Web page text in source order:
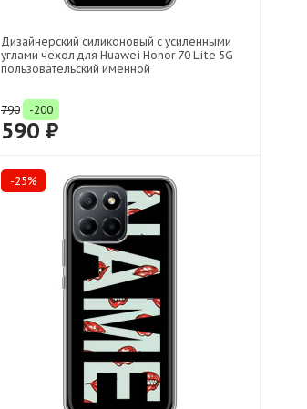
Дизайнерский силиконовый с усиленными
углами чехол для Huawei Honor 70 Lite 5G
пользовательский именной
790 -200
590 ₽
-25%